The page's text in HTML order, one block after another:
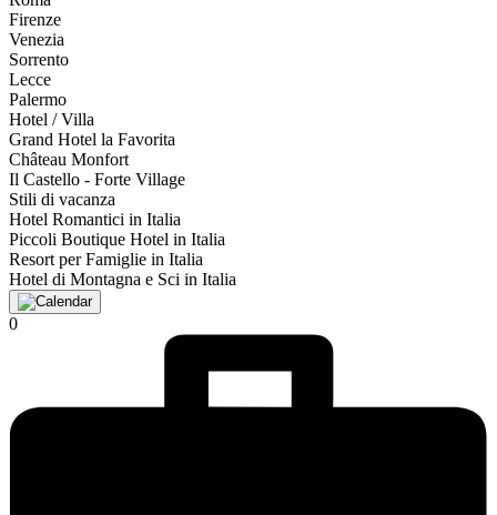
Firenze
Venezia
Sorrento
Lecce
Palermo
Hotel / Villa
Grand Hotel la Favorita
Château Monfort
Il Castello - Forte Village
Stili di vacanza
Hotel Romantici in Italia
Piccoli Boutique Hotel in Italia
Resort per Famiglie in Italia
Hotel di Montagna e Sci in Italia
0